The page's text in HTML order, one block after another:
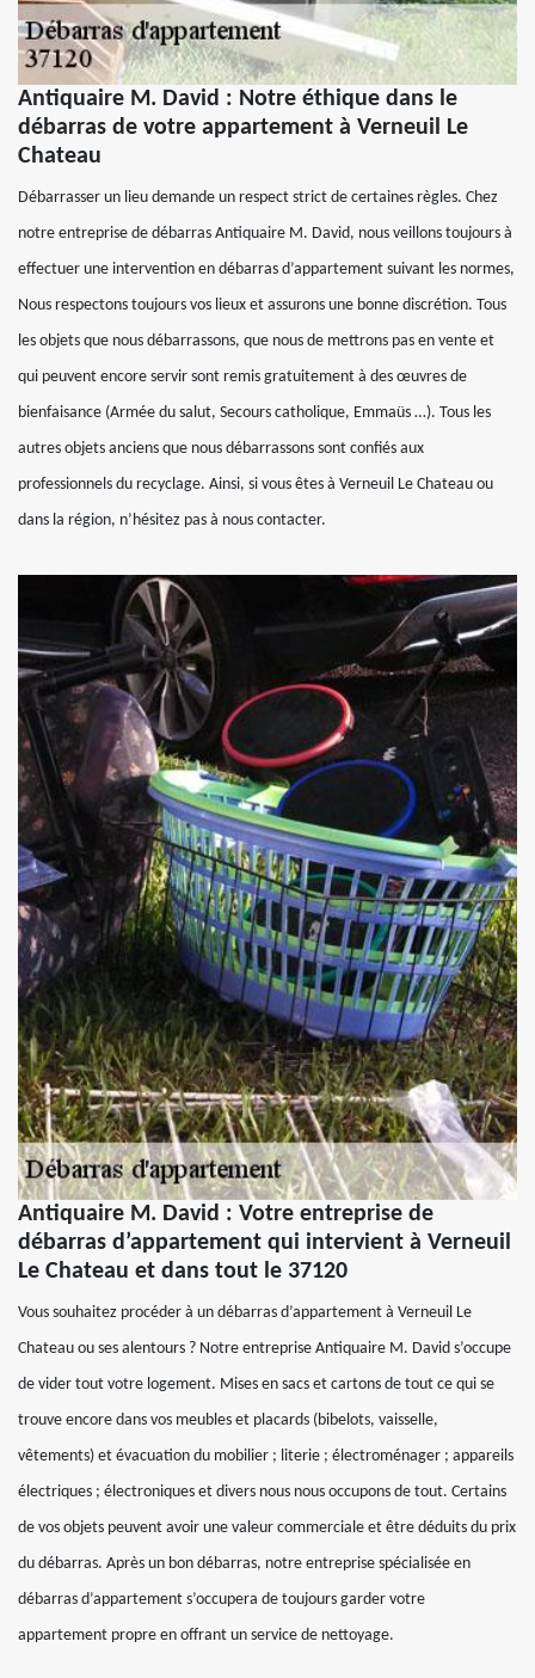
Antiquaire M. David : Notre éthique dans le
débarras de votre appartement à Verneuil Le
Chateau
Débarrasser un lieu demande un respect strict de certaines règles. Chez
notre entreprise de débarras Antiquaire M. David, nous veillons toujours à
effectuer une intervention en débarras d’appartement suivant les normes,
Nous respectons toujours vos lieux et assurons une bonne discrétion. Tous
les objets que nous débarrassons, que nous de mettrons pas en vente et
qui peuvent encore servir sont remis gratuitement à des œuvres de
bienfaisance (Armée du salut, Secours catholique, Emmaüs …). Tous les
autres objets anciens que nous débarrassons sont confiés aux
professionnels du recyclage. Ainsi, si vous êtes à Verneuil Le Chateau ou
dans la région, n’hésitez pas à nous contacter.
Antiquaire M. David : Votre entreprise de
débarras d’appartement qui intervient à Verneuil
Le Chateau et dans tout le 37120
Vous souhaitez procéder à un débarras d’appartement à Verneuil Le
Chateau ou ses alentours ? Notre entreprise Antiquaire M. David s’occupe
de vider tout votre logement. Mises en sacs et cartons de tout ce qui se
trouve encore dans vos meubles et placards (bibelots, vaisselle,
vêtements) et évacuation du mobilier ; literie ; électroménager ; appareils
électriques ; électroniques et divers nous nous occupons de tout. Certains
de vos objets peuvent avoir une valeur commerciale et être déduits du prix
du débarras. Après un bon débarras, notre entreprise spécialisée en
débarras d’appartement s’occupera de toujours garder votre
appartement propre en offrant un service de nettoyage.